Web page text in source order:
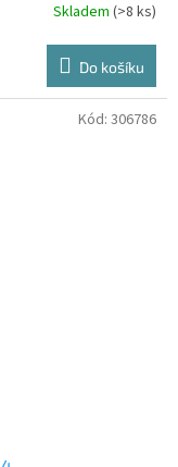
Skladem (>8 ks)
Do košíku
Kód: 306786